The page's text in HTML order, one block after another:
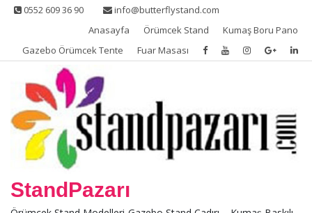
Skip 0552 609 36 90
info@butterflystand.com
Anasayfa
Örümcek Stand
Kumaş Boru Pano
Gazebo Örümcek Tente
Fuar Masası
StandPazarı